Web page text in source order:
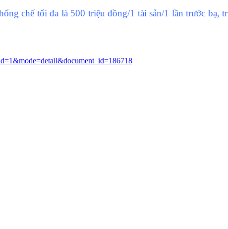
chế tối đa là 500 triệu đồng/1 tài sản/1 lần trước bạ,